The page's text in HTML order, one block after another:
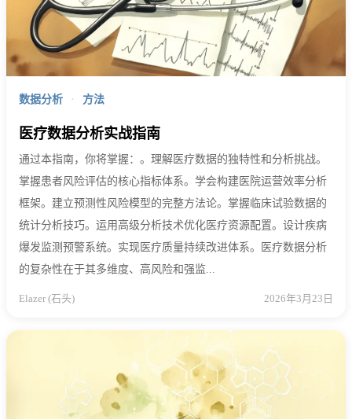
数据分析 · 方法
医疗数据分析实战指南
通过本指南，你将掌握：。理解医疗数据的独特性和分析挑战。
掌握患者风险评估的核心指标体系。学会构建医院运营效率分析
框架。建立预测性风险模型的完整方法论。掌握临床试验数据的
统计分析技巧。运用高级分析技术优化医疗资源配置。设计疾病
爆发监测预警系统。实现医疗质量持续改进体系。医疗数据分析
的复杂性在于其多维度、高风险和强监...
Elazer (石头) 2026年3月23日